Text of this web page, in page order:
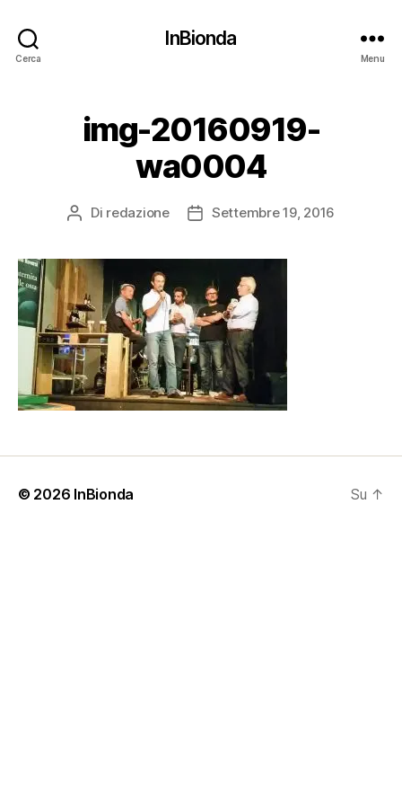
Cerca
InBionda
Menu
img-20160919-
wa0004
Autore
Di redazione
DataSettembre 19, 2016
© 2026 InBionda Su ↑